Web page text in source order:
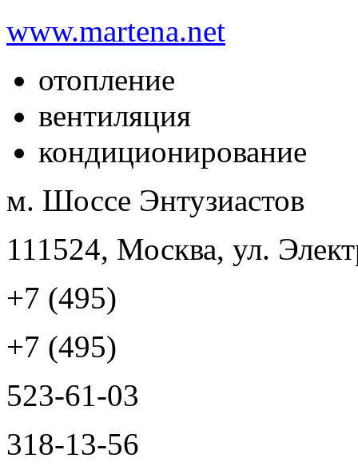
www.martena.net
отопление
вентиляция
кондиционирование
м. Шоссе Энтузиастов
111524, Москва, ул.
+7 (495)
+7 (495)
523-61-03
318-13-56